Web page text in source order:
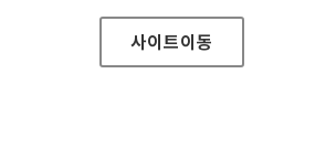
사이트이동